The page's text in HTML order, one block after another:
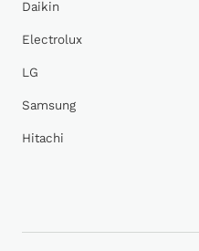
Daikin
Electrolux
LG
Samsung
Hitachi